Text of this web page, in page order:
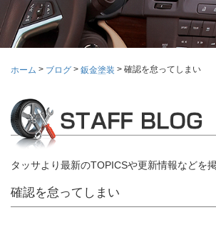
ホーム > ブログ > 鈑金塗装 > 確認を怠ってしまい
タッサより最新のTOPICSや更新情報などを
確認を怠ってしまい